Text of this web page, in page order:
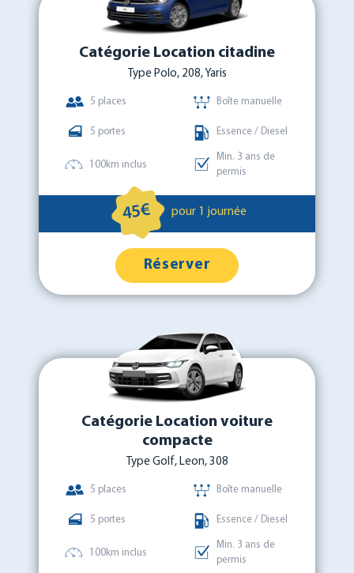
Catégorie Location citadine
Type Polo, 208, Yaris
5 places Boîte manuelle
5 portes Essence / Diesel
100km inclus
Min. 3 ans de
permis
45€ pour 1 journée
Réserver
Catégorie Location voiture
compacte
Type Golf, Leon, 308
5 places Boîte manuelle
5 portes Essence / Diesel
100km inclus
Min. 3 ans de
permis